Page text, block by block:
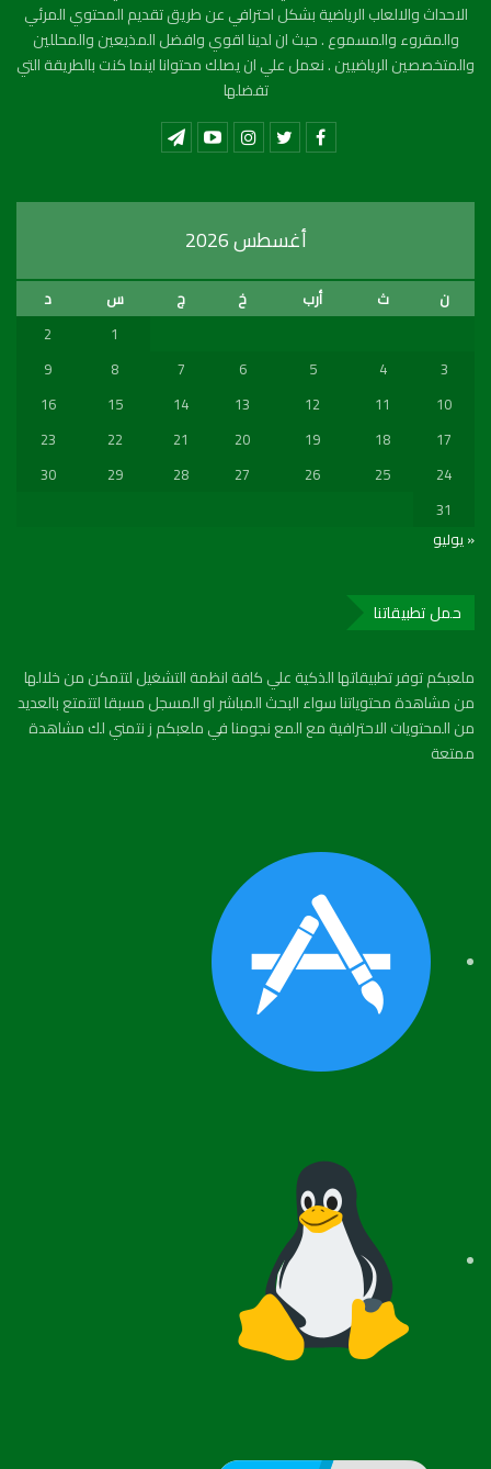
الاحداث والالعاب الرياضية بشكل احترافي عن طريق تقديم المحتوي المرئي
والمقروء والمسموع . حيث ان لدينا اقوي وافضل المذيعين والمحللين
والمتخصصين الرياضيين . نعمل علي ان يصلك محتوانا اينما كنت بالطريقة التي
تفضلها
أغسطس 2026
ن ث أرب خ ج س
د
1
2
3
4
5
6
7
8
9
10
11
12
13
14
15
16
17
18
19
20
21
22
23
24
25
26
27
28
29
30
31
« يوليو
حمل تطبيقاتنا
ملعبكم توفر تطبيقاتها الذكية علي كافة انظمة التشغيل لتتمكن من خلالها
من مشاهدة محتوياتنا سواء البحث المباشر او المسجل مسبقا لتتمتع بالعديد
من المحتويات الاحترافية مع المع نجومنا في ملعبكم ز نتمني لك مشاهدة
ممتعة